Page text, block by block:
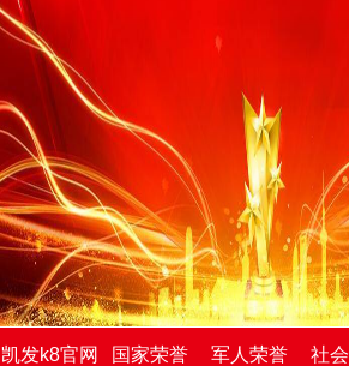
凯发k8官网 国家荣誉 军人荣誉 社